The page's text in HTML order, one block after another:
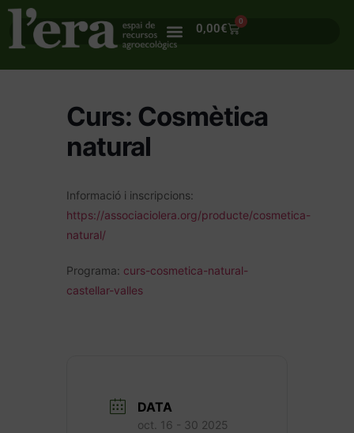
0,00€
0
Curs: Cosmètica
natural
Informació i inscripcions:
https://associaciolera.org/producte/cosmetica-
natural/
Programa: curs-cosmetica-natural-
castellar-valles
DATA
oct. 16 - 30 2025